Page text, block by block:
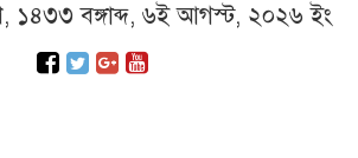
১৪৩৩ বঙ্গাব্দ, ৬ই আগস্ট, ২০২৬ ইং